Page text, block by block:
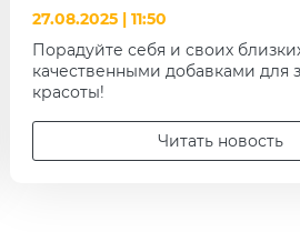
27.08.2025 | 11:50
Порадуйте себя и своих
качественными добавками для
красоты!
Читать новость